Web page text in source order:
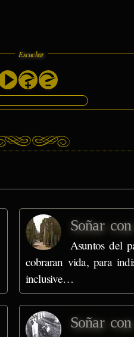
Escuchar
Soñar
Asuntos del
cobraran vida, para
inclusive…
Soñar